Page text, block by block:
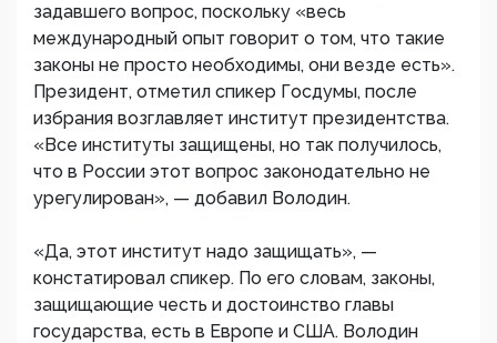
задавшего вопрос, поскольку «весь
международный опыт говорит о том, что такие
законы не просто необходимы, они везде есть».
Президент, отметил спикер Госдумы, после
избрания возглавляет институт президентства.
«Все институты защищены, но так получилось,
что в России этот вопрос законодательно не
урегулирован», — добавил Володин.
«Да, этот институт надо защищать», —
констатировал спикер. По его словам, законы,
защищающие честь и достоинство главы
государства, есть в Европе и США. Володин